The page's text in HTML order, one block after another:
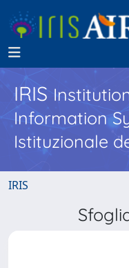
IRIS
Information
Istituzionale
IRIS